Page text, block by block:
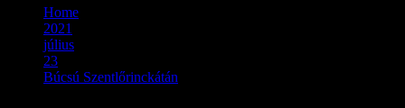
Home
2021
július
23
Búcsú Szentlőrinckátán